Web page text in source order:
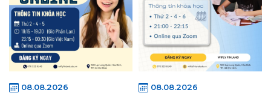
08.08.2026 08.08.2026